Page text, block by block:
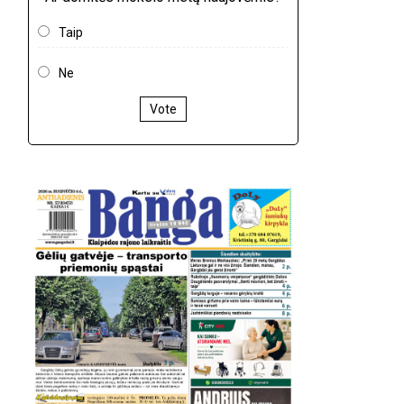
Taip
Ne
Vote